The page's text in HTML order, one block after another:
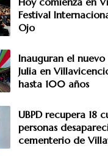
Festival
Ojo
Inauguran el
Julia en
hasta 100 años
UBPD recupera 18
personas
cementerio de